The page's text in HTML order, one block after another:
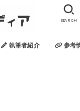
執筆者紹介 参考
SEARCH